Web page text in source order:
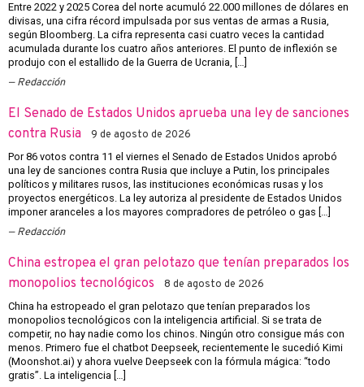
Entre 2022 y 2025 Corea del norte acumuló 22.000 millones de dólares en
divisas, una cifra récord impulsada por sus ventas de armas a Rusia,
según Bloomberg. La cifra representa casi cuatro veces la cantidad
acumulada durante los cuatro años anteriores. El punto de inflexión se
produjo con el estallido de la Guerra de Ucrania, […]
Redacción
El Senado de Estados Unidos aprueba una ley de sanciones
contra Rusia
9 de agosto de 2026
Por 86 votos contra 11 el viernes el Senado de Estados Unidos aprobó
una ley de sanciones contra Rusia que incluye a Putin, los principales
políticos y militares rusos, las instituciones económicas rusas y los
proyectos energéticos. La ley autoriza al presidente de Estados Unidos
imponer aranceles a los mayores compradores de petróleo o gas […]
Redacción
China estropea el gran pelotazo que tenían preparados los
monopolios tecnológicos
8 de agosto de 2026
China ha estropeado el gran pelotazo que tenían preparados los
monopolios tecnológicos con la inteligencia artificial. Si se trata de
competir, no hay nadie como los chinos. Ningún otro consigue más con
menos. Primero fue el chatbot Deepseek, recientemente le sucedió Kimi
(Moonshot.ai) y ahora vuelve Deepseek con la fórmula mágica: “todo
gratis”. La inteligencia […]